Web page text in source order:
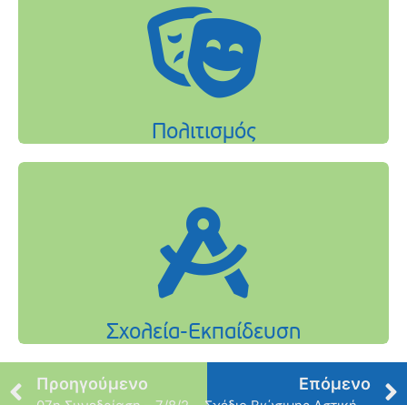
Προηγούμενο Επόμενο